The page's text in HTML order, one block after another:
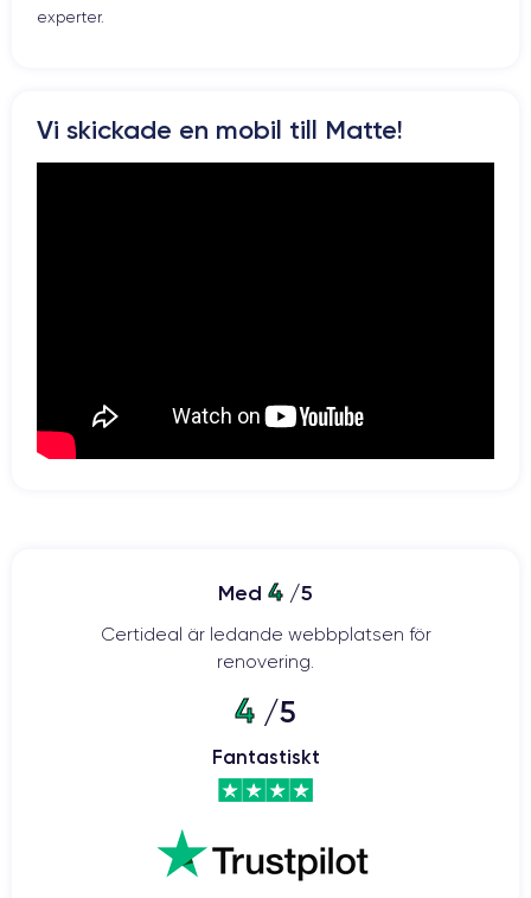
Pour découvrir toutes les caractéristiques, vous pouvez consulter
experter.
Vi skickade en mobil till Matte!
Med 4 /5
Certideal är ledande webbplatsen för
renovering.
4 /5
Fantastiskt